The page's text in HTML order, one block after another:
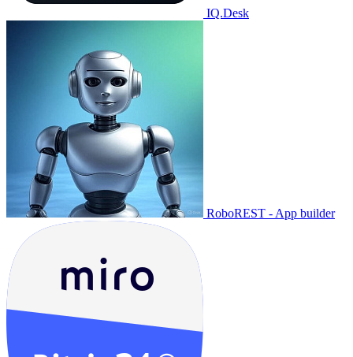
IQ.Desk
RoboREST - App builder